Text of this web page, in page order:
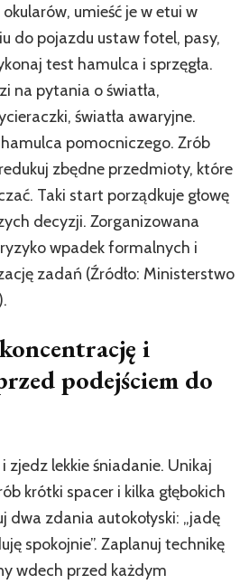
okularów, umieść je w etui w
do pojazdu ustaw fotel, pasy,
test hamulca i sprzęgła.
na pytania o światła,
światła awaryjne.
pomocniczego. Zrób
zbędne przedmioty, które
Taki start porządkuje głowę
decyzji. Zorganizowana
wpadek formalnych i
zadań (Źródło: Ministerstwo
i
podejściem do
zjedz lekkie śniadanie. Unikaj
krótki spacer i kilka głębokich
dwa zdania autokołyski: „jadę
spokojnie”. Zaplanuj technikę
wdech przed każdym